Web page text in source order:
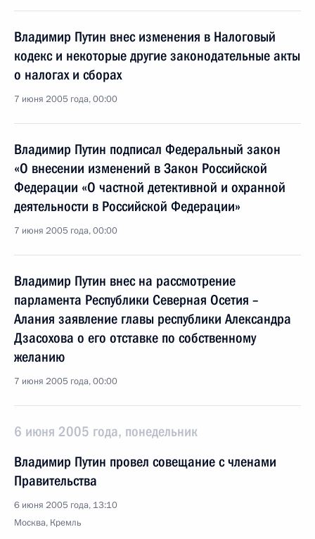
Владимир Путин внес изменения в Налоговый
кодекс и некоторые другие законодательные акты
о налогах и сборах
7 июня 2005 года, 00:00
Владимир Путин подписал Федеральный закон
«О внесении изменений в Закон Российской
Федерации «О частной детективной и охранной
деятельности в Российской Федерации»
7 июня 2005 года, 00:00
Владимир Путин внес на рассмотрение
парламента Республики Северная Осетия –
Алания заявление главы республики Александра
Дзасохова о его отставке по собственному
желанию
7 июня 2005 года, 00:00
6 июня 2005 года, понедельник
Владимир Путин провел совещание с членами
Правительства
6 июня 2005 года, 13:10
Москва, Кремль